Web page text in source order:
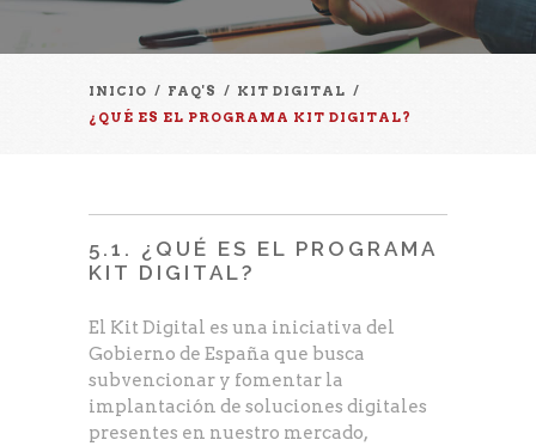
INICIO / FAQ'S / KIT DIGITAL /
¿QUÉ ES EL PROGRAMA KIT DIGITAL?
5.1. ¿QUÉ ES EL PROGRAMA
KIT DIGITAL?
El Kit Digital es una iniciativa del
Gobierno de España que busca
subvencionar y fomentar la
implantación de soluciones digitales
presentes en nuestro mercado,